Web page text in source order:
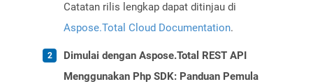
Catatan rilis lengkap dapat ditinjau di
Aspose.Total Cloud Documentation.
Dimulai dengan Aspose.Total REST API
Menggunakan Php SDK: Panduan Pemula